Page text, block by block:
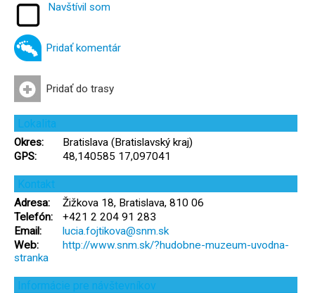
Navštívil som
Pridať komentár
Pridať do trasy
Lokalita
Okres:
Bratislava (Bratislavský kraj)
GPS:
48,140585 17,097041
Kontakt
Adresa:
Žižkova 18, Bratislava, 810 06
Telefón:
+421 2 204 91 283
Email:
lucia.fojtikova@snm.sk
Web:
http://www.snm.sk/?hudobne-muzeum-uvodna-
stranka
Informácie pre návštevníkov